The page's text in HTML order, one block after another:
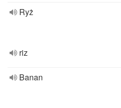
Ryż
riz
Banan